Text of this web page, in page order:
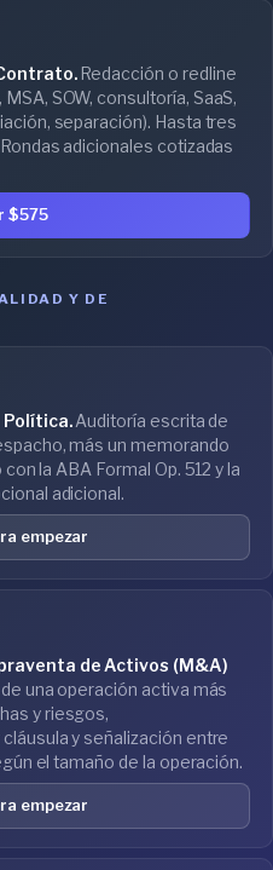
Redacción o redline
SOW, consultoría, SaaS,
separación). Hasta tres
adicionales cotizadas
$575
Y DE
Política.Auditoría escrita de
más un memorando
la ABA Formal Op. 512 y la
adicional.
empezar
de Activos (M&A)
una operación activa más
y riesgos,
y señalización entre
el tamaño de la operación.
empezar